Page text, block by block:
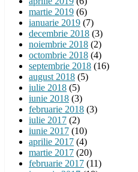
martie 2019 (6)
ianuarie 2019 (7)
decembrie 2018 (3)
noiembrie 2018 (2)
octombrie 2018 (4)
septembrie 2018 (16)
august 2018 (5)
iulie 2018 (5)
iunie 2018 (3)
februarie 2018 (3)
iulie 2017 (2)
iunie 2017 (10)
aprilie 2017 (4)
martie 2017 (20)
februarie 2017 (11)